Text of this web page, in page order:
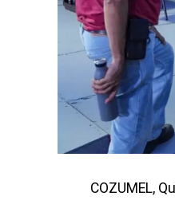
COZUMEL,